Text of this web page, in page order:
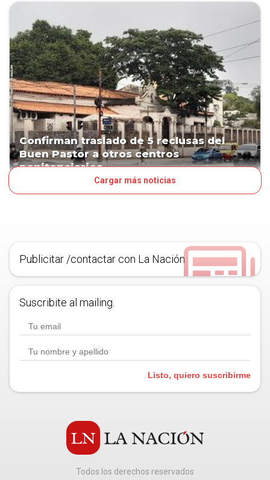
Confirman traslado de 5 reclusas del
Buen Pastor a otros centros
penitenciarios
Cargar más noticias
Publicitar /contactar con La Nación
Suscribite al mailing.
Listo, quiero suscribirme
Todos los derechos reservados